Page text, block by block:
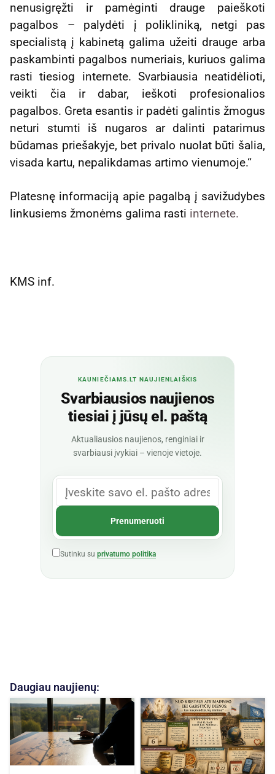
nenusigręžti ir pamėginti drauge paieškoti
pagalbos – palydėti į polikliniką, netgi pas
specialistą į kabinetą galima užeiti drauge arba
paskambinti pagalbos numeriais, kuriuos galima
rasti tiesiog internete. Svarbiausia neatidėlioti,
veikti čia ir dabar, ieškoti profesionalios
pagalbos. Greta esantis ir padėti galintis žmogus
neturi stumti iš nugaros ar dalinti patarimus
būdamas priešakyje, bet privalo nuolat būti šalia,
visada kartu, nepalikdamas artimo vienumoje.“
Platesnę informaciją apie pagalbą į savižudybes
linkusiems žmonėms galima rasti internete.
KMS inf.
KAUNIEČIAMS.LT NAUJIENLAIŠKIS
Svarbiausios naujienos
tiesiai į jūsų el. paštą
Aktualiausios naujienos, renginiai ir
svarbiausi įvykiai – vienoje vietoje.
Sutinku su privatumo politika
Daugiau naujienų: